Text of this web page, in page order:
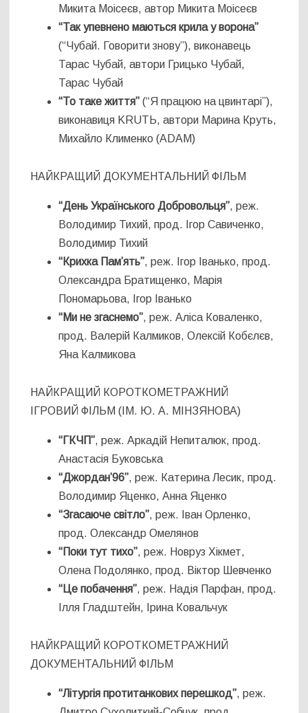
Микита Моісеєв, автор Микита Моісеєв
“Так упевнено маються крила у ворона”
(“Чубай. Говорити знову”), виконавець
Тарас Чубай, автори Грицько Чубай,
Тарас Чубай
“То таке життя” (“Я працюю на цвинтарі”),
виконавиця KRUTЬ, автори Марина Круть,
Михайло Клименко (ADAM)
НАЙКРАЩИЙ ДОКУМЕНТАЛЬНИЙ ФІЛЬМ
“День Українського Добровольця”, реж.
Володимир Тихий, прод. Ігор Савиченко,
Володимир Тихий
“Крихка Пам’ять”, реж. Ігор Іванько, прод.
Олександра Братищенко, Марія
Пономарьова, Ігор Іванько
“Ми не згаснемо”, реж. Аліса Коваленко,
прод. Валерій Калмиков, Олексій Кобєлєв,
Яна Калмикова
НАЙКРАЩИЙ КОРОТКОМЕТРАЖНИЙ
ІГРОВИЙ ФІЛЬМ (ІМ. Ю. А. МІНЗЯНОВА)
“ГКЧП”, реж. Аркадій Непиталюк, прод.
Анастасія Буковська
“Джордан’96”, реж. Катерина Лесик, прод.
Володимир Яценко, Анна Яценко
“Згасаюче світло”, реж. Іван Орленко,
прод. Олександр Омелянов
“Поки тут тихо”, реж. Новруз Хікмет,
Олена Подолянко, прод. Віктор Шевченко
“Це побачення”, реж. Надія Парфан, прод.
Ілля Гладштейн, Ірина Ковальчук
НАЙКРАЩИЙ КОРОТКОМЕТРАЖНИЙ
ДОКУМЕНТАЛЬНИЙ ФІЛЬМ
“Літургія протитанкових перешкод”, реж.